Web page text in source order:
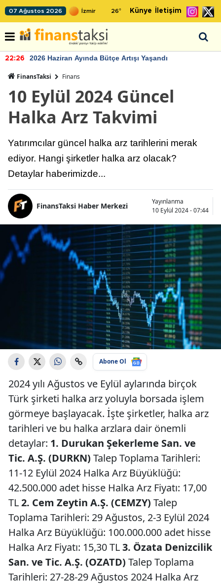
07 Ağustos 2026 26° Künye İletişim
22:26 2026 Haziran Ayında Bütçe Artışı Yaşandı
FinansTaksi Finans
10 Eylül 2024 Güncel
Halka Arz Takvimi
Yatırımcılar güncel halka arz tarihlerini merak
ediyor. Hangi şirketler halka arz olacak?
Detaylar haberimizde...
FinansTaksi Haber Merkezi
Yayınlanma
10 Eylül 2024 - 07:44
Abone Ol
2024 yılı Ağustos ve Eylül aylarında birçok
Türk şirketi halka arz yoluyla borsada işlem
görmeye başlayacak. İşte şirketler, halka arz
tarihleri ve bu halka arzlara dair önemli
detaylar: 1. Durukan Şekerleme San. ve
Tic. A.Ş. (DURKN) Talep Toplama Tarihleri:
11-12 Eylül 2024 Halka Arz Büyüklüğü:
42.500.000 adet hisse Halka Arz Fiyatı: 17,00
TL2. Cem Zeytin A.Ş. (CEMZY) Talep
Toplama Tarihleri: 29 Ağustos, 2-3 Eylül 2024
Halka Arz Büyüklüğü: 100.000.000 adet hisse
Halka Arz Fiyatı: 15,30 TL3. Özata Denizcilik
San. ve Tic. A.Ş. (OZATD) Talep Toplama
Tarihleri: 27-28-29 Ağustos 2024 Halka Arz